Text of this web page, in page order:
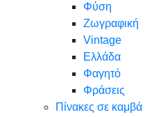
Φύση
Ζωγραφική
Vintage
Ελλάδα
Φαγητό
Φράσεις
Πίνακες σε καμβά